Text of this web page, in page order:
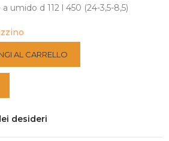
umido d 112 l 450 (24-3,5-8,5)
AL CARRELLO
desideri